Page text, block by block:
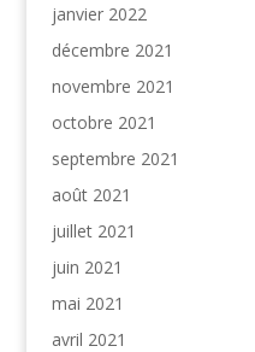
janvier 2022
décembre 2021
novembre 2021
octobre 2021
septembre 2021
août 2021
juillet 2021
juin 2021
mai 2021
avril 2021